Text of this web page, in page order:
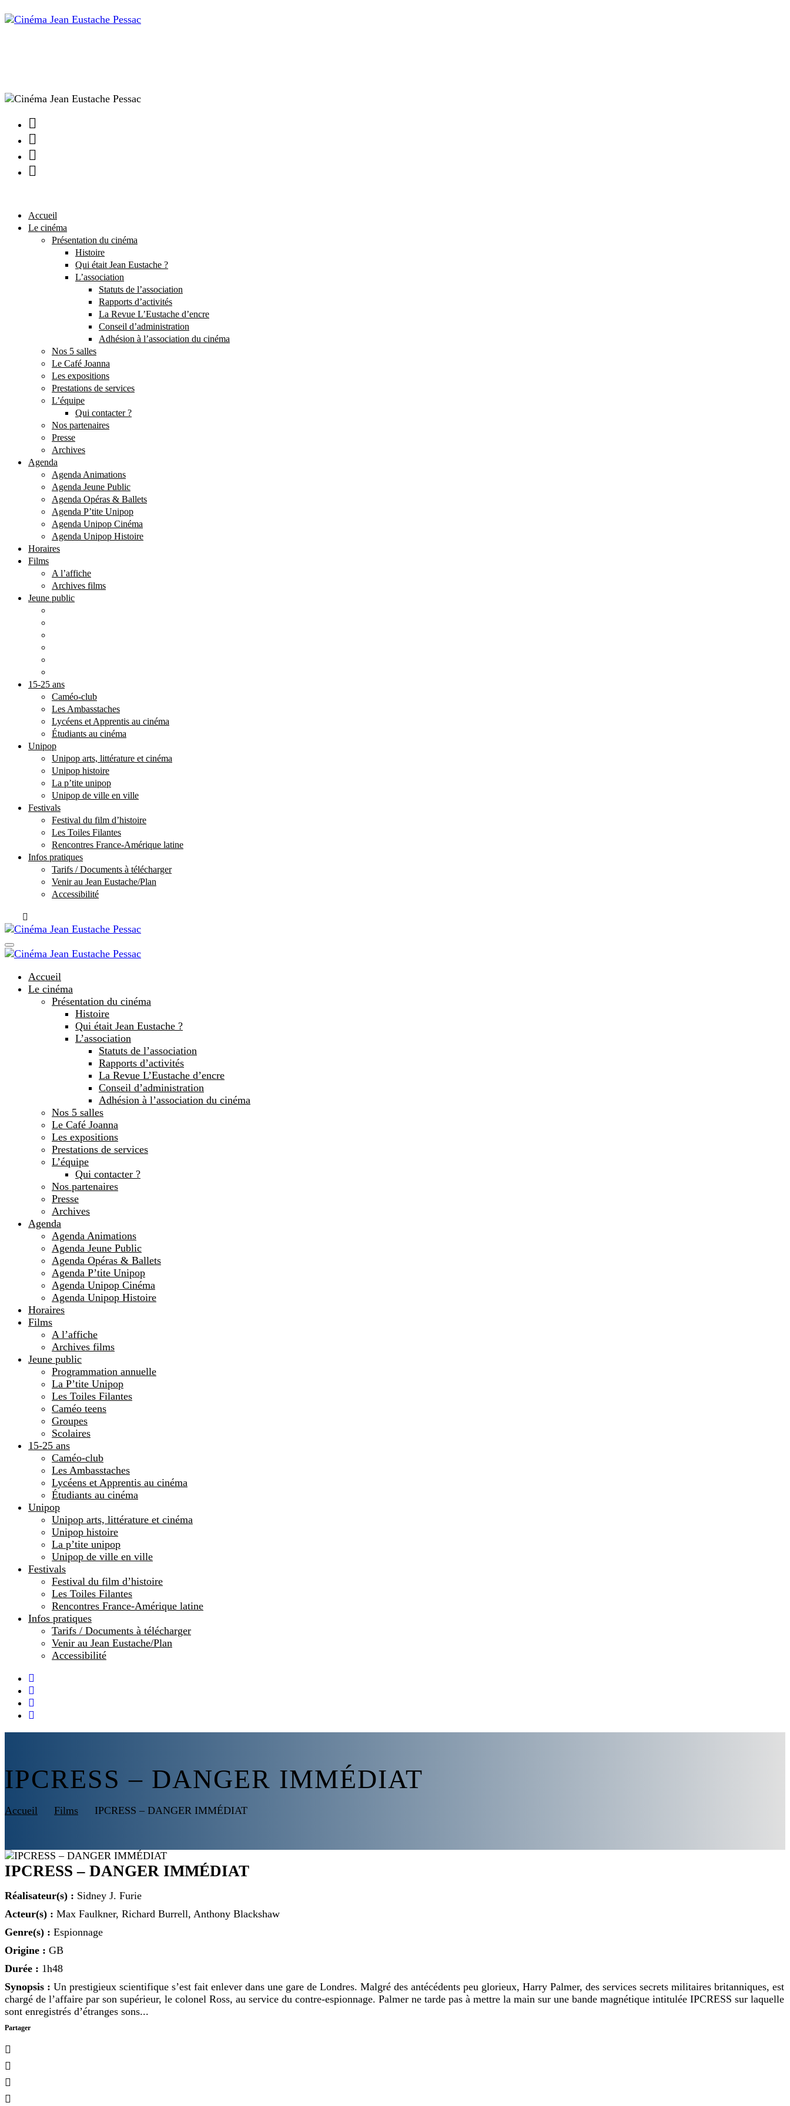
Accueil
Le cinéma
Présentation du cinéma
Histoire
Qui était Jean Eustache ?
L’association
Statuts de l’association
Rapports d’activités
La Revue L’Eustache d’encre
Conseil d’administration
Adhésion à l’association du cinéma
Nos 5 salles
Le Café Joanna
Les expositions
Prestations de services
L’équipe
Qui contacter ?
Nos partenaires
Presse
Archives
Agenda
Agenda Animations
Agenda Jeune Public
Agenda Opéras & Ballets
Agenda P’tite Unipop
Agenda Unipop Cinéma
Agenda Unipop Histoire
Horaires
Films
A l’affiche
Archives films
Jeune public
15-25 ans
Caméo-club
Les Ambasstaches
Lycéens et Apprentis au cinéma
Étudiants au cinéma
Unipop
Unipop arts, littérature et cinéma
Unipop histoire
La p’tite unipop
Unipop de ville en ville
Festivals
Festival du film d’histoire
Les Toiles Filantes
Rencontres France-Amérique latine
Infos pratiques
Tarifs / Documents à télécharger
Venir au Jean Eustache/Plan
Accessibilité
Accueil
Le cinéma
Présentation du cinéma
Histoire
Qui était Jean Eustache ?
L’association
Statuts de l’association
Rapports d’activités
La Revue L’Eustache d’encre
Conseil d’administration
Adhésion à l’association du cinéma
Nos 5 salles
Le Café Joanna
Les expositions
Prestations de services
L’équipe
Qui contacter ?
Nos partenaires
Presse
Archives
Agenda
Agenda Animations
Agenda Jeune Public
Agenda Opéras & Ballets
Agenda P’tite Unipop
Agenda Unipop Cinéma
Agenda Unipop Histoire
Horaires
Films
A l’affiche
Archives films
Jeune public
Programmation annuelle
La P’tite Unipop
Les Toiles Filantes
Caméo teens
Groupes
Scolaires
15-25 ans
Caméo-club
Les Ambasstaches
Lycéens et Apprentis au cinéma
Étudiants au cinéma
Unipop
Unipop arts, littérature et cinéma
Unipop histoire
La p’tite unipop
Unipop de ville en ville
Festivals
Festival du film d’histoire
Les Toiles Filantes
Rencontres France-Amérique latine
Infos pratiques
Tarifs / Documents à télécharger
Venir au Jean Eustache/Plan
Accessibilité
IPCRESS – DANGER IMMÉDIAT
Accueil Films IPCRESS – DANGER IMMÉDIAT
IPCRESS – DANGER IMMÉDIAT
Réalisateur(s) : Sidney J. Furie
Acteur(s) : Max Faulkner, Richard Burrell, Anthony Blackshaw
Genre(s) : Espionnage
Origine : GB
Durée : 1h48
Synopsis : Un prestigieux scientifique s’est fait enlever dans une gare de Londres. Malgré des antécédents peu glorieux, Harry Palmer, des services secrets militaires britanniques, est
chargé de l’affaire par son supérieur, le colonel Ross, au service du contre-espionnage. Palmer ne tarde pas à mettre la main sur une bande magnétique intitulée IPCRESS sur laquelle
sont enregistrés d’étranges sons...
Partager